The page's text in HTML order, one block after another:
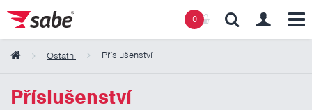
0
Ostatní Příslušenství
Příslušenství
Obsah košíku